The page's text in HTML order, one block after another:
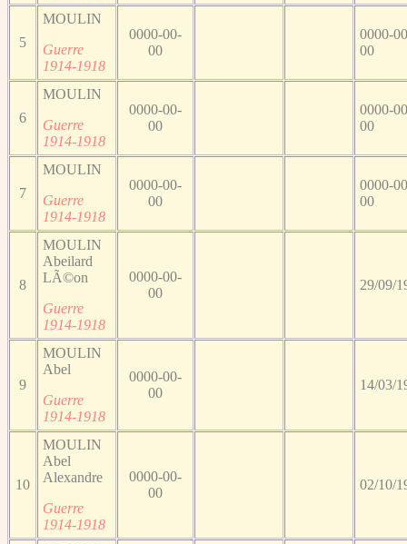
5
MOULIN
Guerre
1914-1918
0000-00-
00
0000-
00
6
MOULIN
Guerre
1914-1918
0000-00-
00
0000-
00
7
MOULIN
Guerre
1914-1918
0000-00-
00
0000-
00
8
MOULIN
Abeilard
LÃ©on
Guerre
1914-1918
0000-00-
00
29/09/
9
MOULIN
Abel
Guerre
1914-1918
0000-00-
00
14/03/
10
MOULIN
Abel
Alexandre
Guerre
1914-1918
0000-00-
00
02/10/